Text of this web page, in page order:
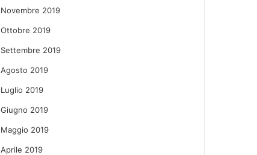
Novembre 2019
Ottobre 2019
Settembre 2019
Agosto 2019
Luglio 2019
Giugno 2019
Maggio 2019
Aprile 2019